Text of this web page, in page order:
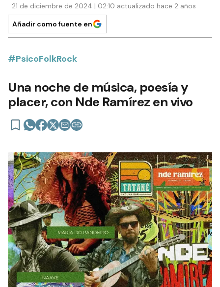
21 de diciembre de 2024 | 02:10 actualizado hace 2 años
Añadir como fuente en
#PsicoFolkRock
Una noche de música, poesía y
placer, con Nde Ramírez en vivo